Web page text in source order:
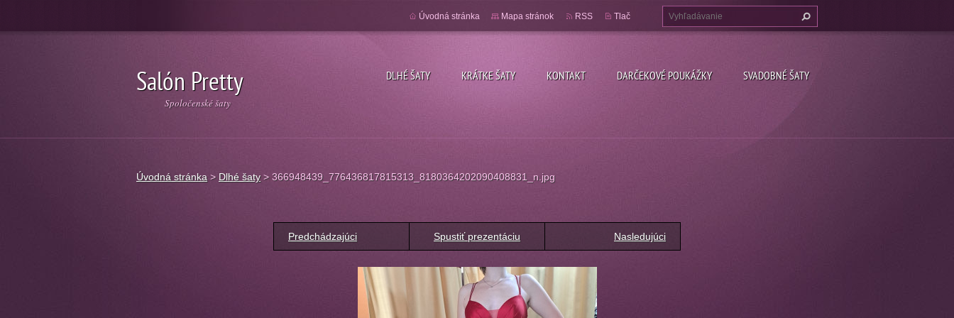
Salón Pretty
Spoločenské šaty
DLHÉ ŠATY KRÁTKE ŠATY KONTAKT DARČEKOVÉ POUKÁŽKY SVADOBNÉ ŠATY
Úvodná stránka Mapa stránok RSS Tlač
Úvodná stránka > Dlhé šaty >366948439_776436817815313_8180364202090408831_n.jpg
Predchádzajúci Spustiť prezentáciu Nasledujúci